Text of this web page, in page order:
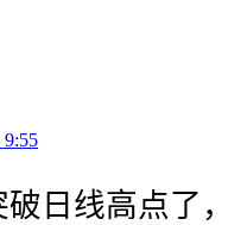
日线高点了